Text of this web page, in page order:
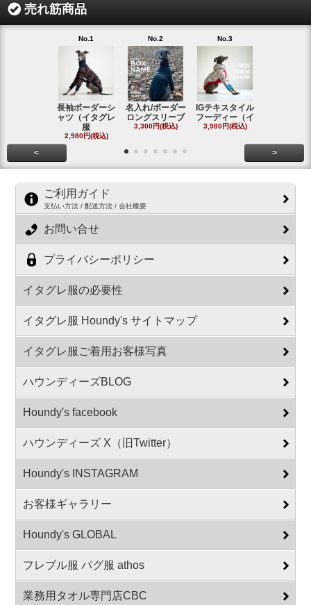
売れ筋商品
No.1
長袖ボーダーシ
ャツ（イタグレ
服
2,980円(税込)
No.2
名入れ/ボーダー
ロングスリーブ
3,300円(税込)
No.3
IGテキスタイル
フーディー（イ
3,980円(税込)
< >
ご利用ガイド
支払い方法 / 配送方法 / 会社概要
お問い合せ
プライバシーポリシー
イタグレ服の必要性
イタグレ服 Houndy's サイトマップ
イタグレ服ご着用お客様写真
ハウンディーズBLOG
Houndy's facebook
ハウンディーズ X（旧Twitter）
Houndy's INSTAGRAM
お客様ギャラリー
Houndy's GLOBAL
フレブル服 パグ服 athos
業務用タオル専門店CBC